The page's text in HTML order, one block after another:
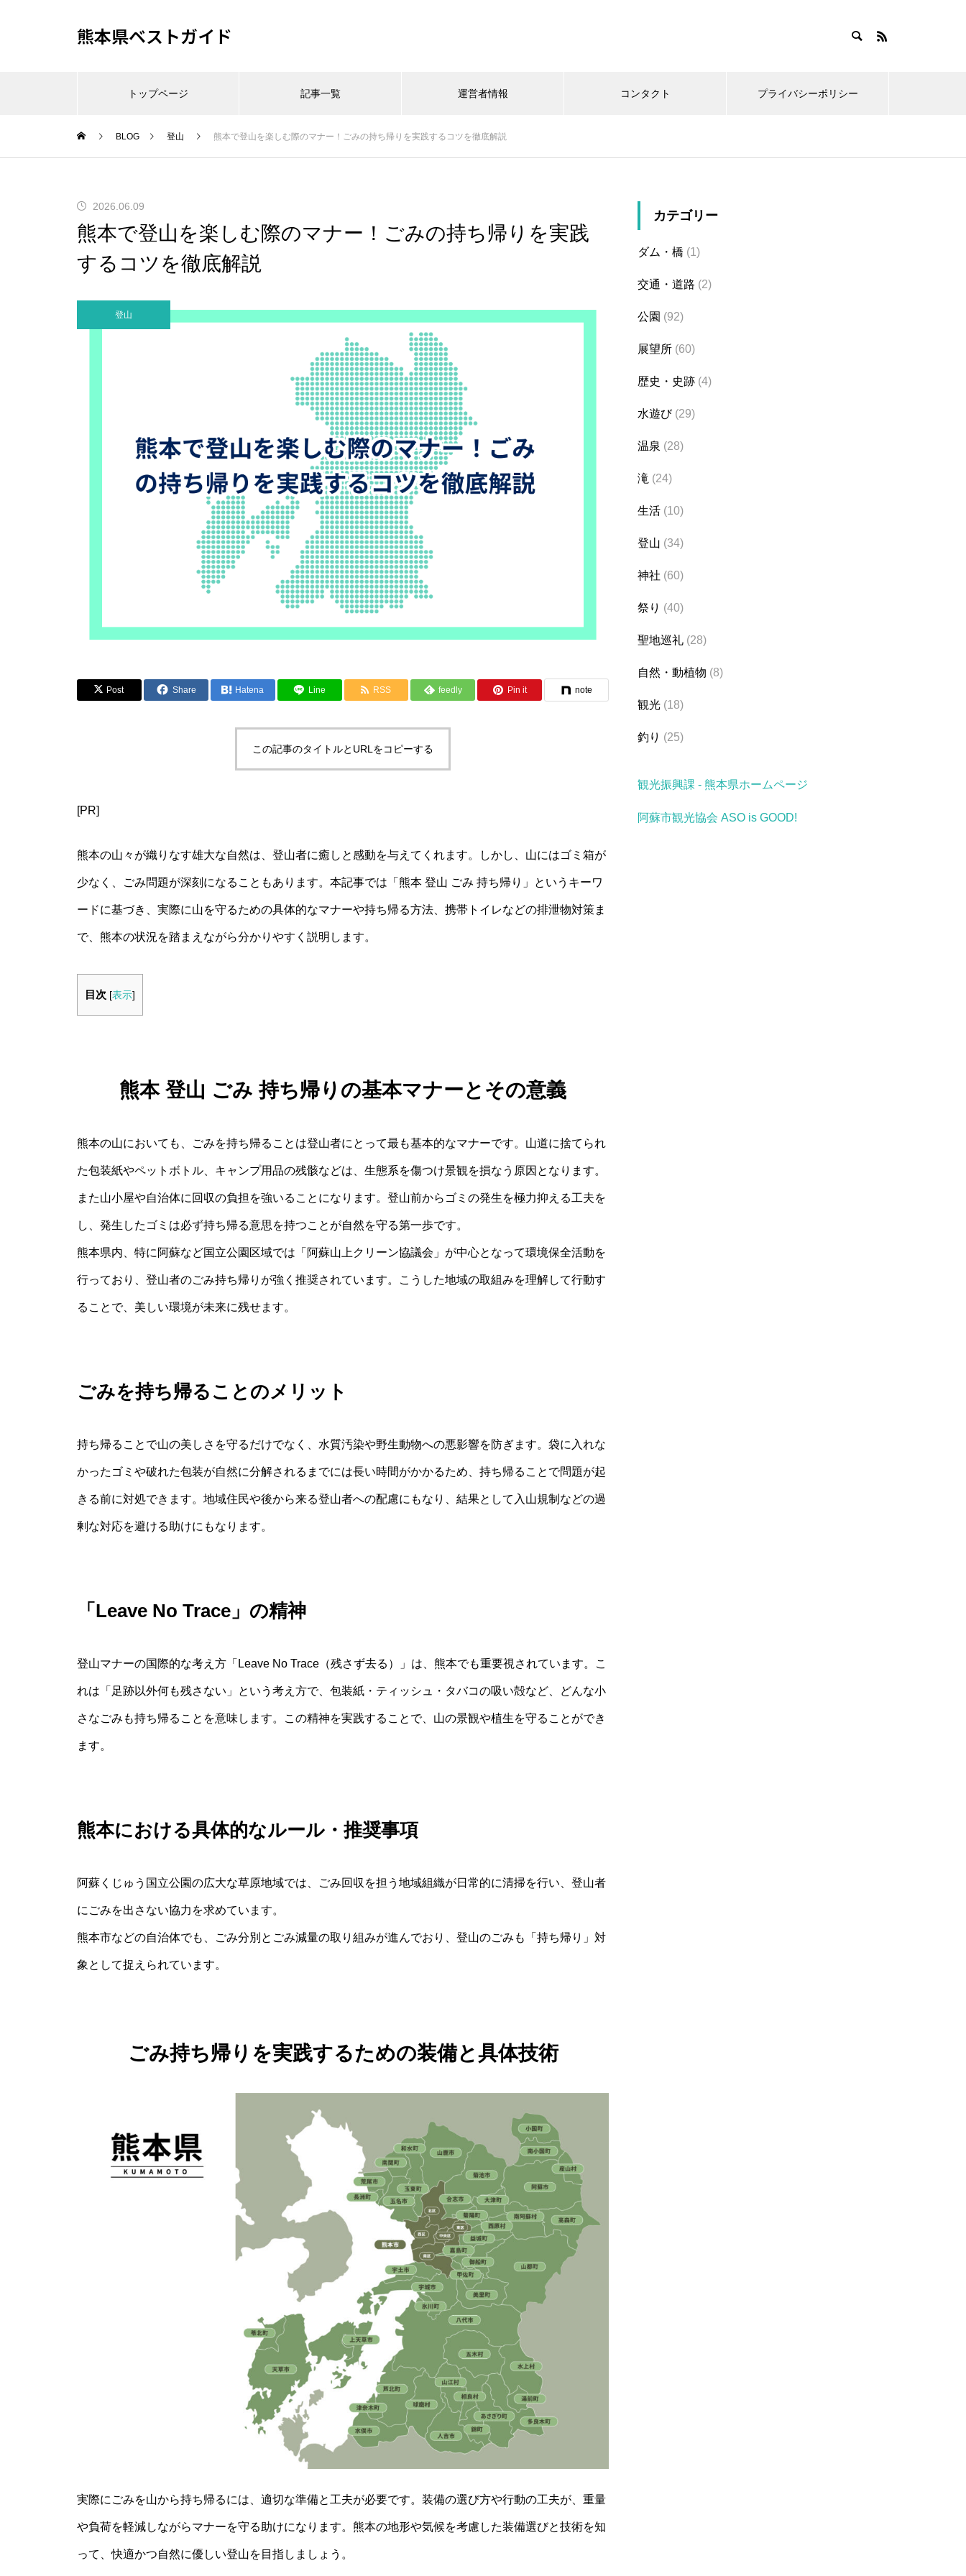
熊本県ベストガイド
トップページ 記事一覧 運営者情報 コンタクト プライバシーポリシー
BLOG 登山 熊本で登山を楽しむ際のマナー！ごみの持ち帰りを実践するコツを徹底解説
2026.06.09
熊本で登山を楽しむ際のマナー！ごみの持ち帰りを実践
するコツを徹底解説
登山
Post Share Hatena Line RSS feedly Pin it note
この記事のタイトルとURLをコピーする
[PR]
熊本の山々が織りなす雄大な自然は、登山者に癒しと感動を与えてくれます。しかし、山にはゴミ箱が
少なく、ごみ問題が深刻になることもあります。本記事では「熊本 登山 ごみ 持ち帰り」というキーワ
ードに基づき、実際に山を守るための具体的なマナーや持ち帰る方法、携帯トイレなどの排泄物対策ま
で、熊本の状況を踏まえながら分かりやすく説明します。
目次 [表示]
熊本 登山 ごみ 持ち帰りの基本マナーとその意義
熊本の山においても、ごみを持ち帰ることは登山者にとって最も基本的なマナーです。山道に捨てられ
た包装紙やペットボトル、キャンプ用品の残骸などは、生態系を傷つけ景観を損なう原因となります。
また山小屋や自治体に回収の負担を強いることになります。登山前からゴミの発生を極力抑える工夫を
し、発生したゴミは必ず持ち帰る意思を持つことが自然を守る第一歩です。
熊本県内、特に阿蘇など国立公園区域では「阿蘇山上クリーン協議会」が中心となって環境保全活動を
行っており、登山者のごみ持ち帰りが強く推奨されています。こうした地域の取組みを理解して行動す
ることで、美しい環境が未来に残せます。
ごみを持ち帰ることのメリット
持ち帰ることで山の美しさを守るだけでなく、水質汚染や野生動物への悪影響を防ぎます。袋に入れな
かったゴミや破れた包装が自然に分解されるまでには長い時間がかかるため、持ち帰ることで問題が起
きる前に対処できます。地域住民や後から来る登山者への配慮にもなり、結果として入山規制などの過
剰な対応を避ける助けにもなります。
「Leave No Trace」の精神
登山マナーの国際的な考え方「Leave No Trace（残さず去る）」は、熊本でも重要視されています。こ
れは「足跡以外何も残さない」という考え方で、包装紙・ティッシュ・タバコの吸い殻など、どんな小
さなごみも持ち帰ることを意味します。この精神を実践することで、山の景観や植生を守ることができ
ます。
熊本における具体的なルール・推奨事項
阿蘇くじゅう国立公園の広大な草原地域では、ごみ回収を担う地域組織が日常的に清掃を行い、登山者
にごみを出さない協力を求めています。
熊本市などの自治体でも、ごみ分別とごみ減量の取り組みが進んでおり、登山のごみも「持ち帰り」対
象として捉えられています。
ごみ持ち帰りを実践するための装備と具体技術
実際にごみを山から持ち帰るには、適切な準備と工夫が必要です。装備の選び方や行動の工夫が、重量
や負荷を軽減しながらマナーを守る助けになります。熊本の地形や気候を考慮した装備選びと技術を知
って、快適かつ自然に優しい登山を目指しましょう。
カテゴリー
ダム・橋 (1)
交通・道路 (2)
公園 (92)
展望所 (60)
歴史・史跡 (4)
水遊び(29)
温泉 (28)
滝 (24)
生活 (10)
登山 (34)
神社 (60)
祭り (40)
聖地巡礼 (28)
自然・動植物 (8)
観光 (18)
釣り (25)
観光振興課 - 熊本県ホームページ
阿蘇市観光協会 ASO is GOOD!